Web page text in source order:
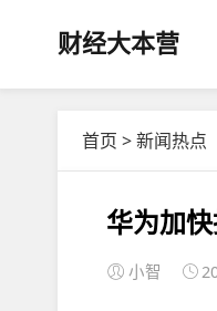
财经大本营
首页 >新闻热点
华为加
小智